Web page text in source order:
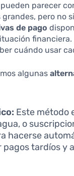
pueden parecer
pero no
de pago
cuándo usar
algunas
Este método
o
hacerse
pagos tardíos y